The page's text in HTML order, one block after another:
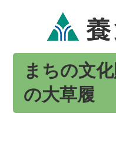
まちの文
の大草履